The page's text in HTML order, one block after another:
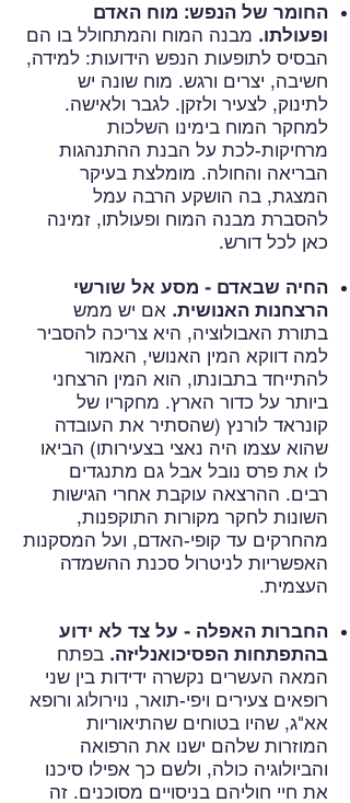
החומר של הנפש: מוח האדם
ופעולתו. מבנה המוח והמתחולל בו הם
הבסיס לתופעות הנפש הידועות: למידה,
חשיבה, יצרים ורגש. מוח שונה יש
לתינוק, לצעיר ולזקן. לגבר ולאישה.
למחקר המוח בימינו השלכות
מרחיקות-לכת על הבנת ההתנהגות
הבריאה והחולה. מומלצת בעיקר
המצגת, בה הושקע הרבה עמל
להסברת מבנה המוח ופעולתו, זמינה
כאן לכל דורש.
החיה שבאדם - מסע אל שורשי
הרצחנות האנושית. אם יש ממש
בתורת האבולוציה, היא צריכה להסביר
למה דווקא המין האנושי, האמור
להתייחד בתבונתו, הוא המין הרצחני
ביותר על כדור הארץ. מחקריו של
קונראד לורנץ (שהסתיר את העובדה
שהוא עצמו היה נאצי בצעירותו) הביאו
לו את פרס נובל אבל גם מתנגדים
רבים. ההרצאה עוקבת אחרי הגישות
השונות לחקר מקורות התוקפנות,
מהחרקים עד קופי-האדם, ועל המסקנות
האפשריות לניטרול סכנת ההשמדה
העצמית.
החברות האפלה - על צד לא ידוע
בהתפתחות הפסיכואנליזה. בפתח
המאה העשרים נקשרה ידידות בין שני
רופאים צעירים ויפי-תואר, נוירולוג ורופא
אא"ג, שהיו בטוחים שהתיאוריות
המוזרות שלהם ישנו את הרפואה
והביולוגיה כולה, ולשם כך אפילו סיכנו
את חיי חוליהם בניסויים מסוכנים. זה